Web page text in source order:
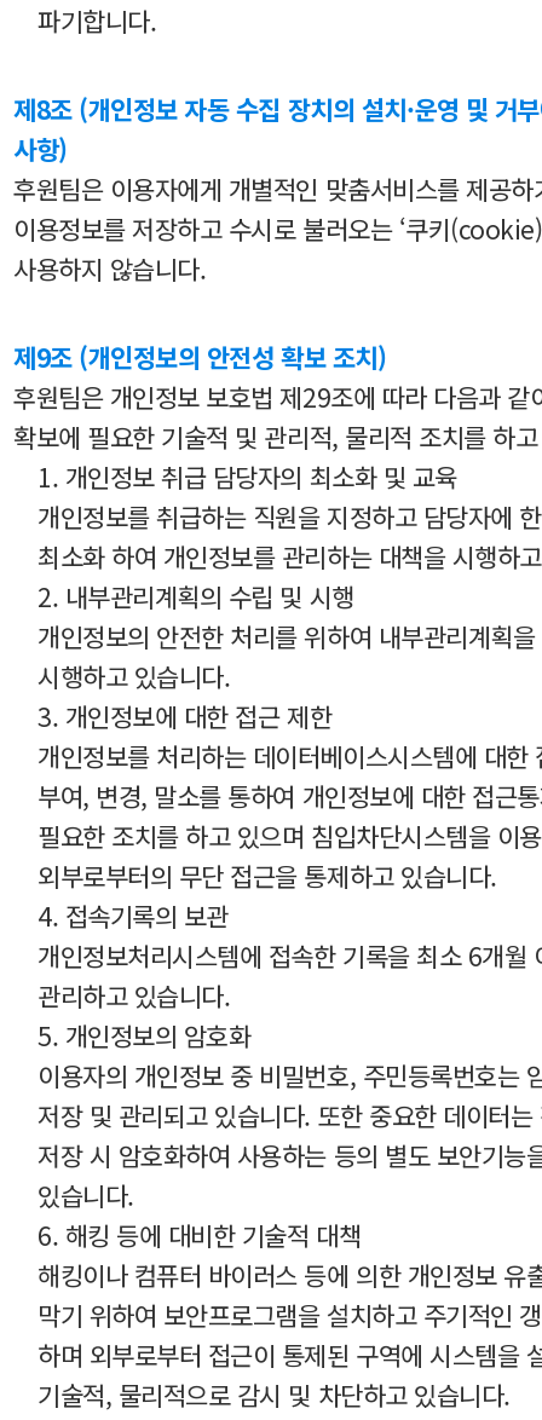
파기합니다.
제8조 (개인정보 자동 수집 장치의 설치·운영 및 거
사항)
후원팀은 이용자에게 개별적인 맞춤서비스를 제공하
이용정보를 저장하고 수시로 불러오는 ‘쿠키
사용하지 않습니다.
제9조 (개인정보의 안전성 확보 조치)
후원팀은 개인정보 보호법 제29조에 따라 다음과 같
확보에 필요한 기술적 및 관리적, 물리적 조치를 하
1. 개인정보 취급 담당자의 최소화 및 교육
개인정보를 취급하는 직원을 지정하고 담당자에
최소화 하여 개인정보를 관리하는 대책을 시행하
2. 내부관리계획의 수립 및 시행
개인정보의 안전한 처리를 위하여 내부관리계획
시행하고 있습니다.
3. 개인정보에 대한 접근 제한
개인정보를 처리하는 데이터베이스시스템에 대한
부여, 변경, 말소를 통하여 개인정보에 대한 접근
필요한 조치를 하고 있으며 침입차단시스템을 이
외부로부터의 무단 접근을 통제하고 있습니다.
4. 접속기록의 보관
개인정보처리시스템에 접속한 기록을 최소 6개월
관리하고 있습니다.
5. 개인정보의 암호화
이용자의 개인정보 중 비밀번호, 주민등록번호는
저장 및 관리되고 있습니다. 또한 중요한 데이터는
저장 시 암호화하여 사용하는 등의 별도 보안기능
있습니다.
6. 해킹 등에 대비한 기술적 대책
해킹이나 컴퓨터 바이러스 등에 의한 개인정보 유
막기 위하여 보안프로그램을 설치하고 주기적인
하며 외부로부터 접근이 통제된 구역에 시스템을
기술적, 물리적으로 감시 및 차단하고 있습니다.